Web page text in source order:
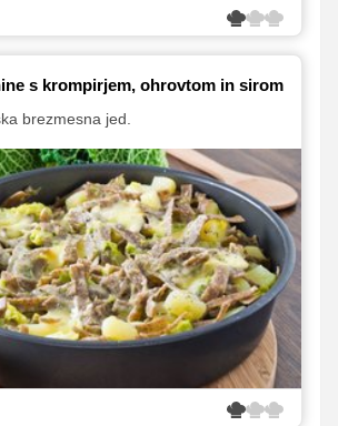
s krompirjem, ohrovtom in sirom
brezmesna jed.